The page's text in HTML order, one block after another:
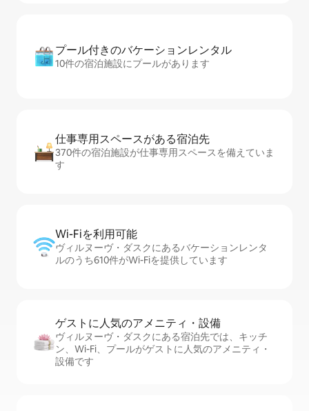
プール付きのバ⁠ケ⁠ー⁠シ⁠ョ⁠ンレ⁠ン⁠タ⁠ル
10件の宿泊施設にプールがあります
仕事専用ス⁠ペ⁠ー⁠スがあ⁠る宿⁠泊⁠先
370件の宿泊施設が仕事専用スペースを備えていま
す
Wi-Fiを利⁠用⁠可⁠能
ヴィルヌーヴ・ダスクにあるバケーションレンタ
ルのうち610件がWi-Fiを提供しています
ゲストに人⁠気⁠のア⁠メ⁠ニ⁠テ⁠ィ・設⁠備
ヴィルヌーヴ・ダスクにある宿泊先では、キッチ
ン、Wi-Fi、プールがゲストに人気のアメニティ・
設備です